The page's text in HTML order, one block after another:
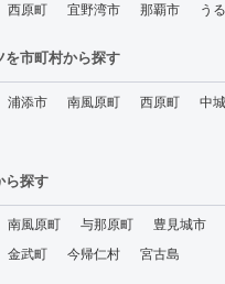
西原町 宜野湾市 那覇市 う
を市町村から探す
浦添市 南風原町 西原町 中
ら探す
南風原町 与那原町 豊見城市
金武町 今帰仁村 宮古島